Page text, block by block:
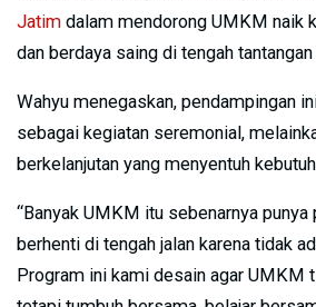
Jatim dalam mendorong UMKM naik
dan berdaya saing di tengah
Wahyu menegaskan, pendampingan
sebagai kegiatan seremonial,
berkelanjutan yang menyentuh
“Banyak UMKM itu sebenarnya
berhenti di tengah jalan karena tidak
Program ini kami desain agar UMKM